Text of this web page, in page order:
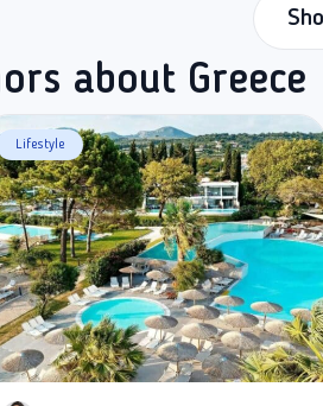
about Greece
Lifestyle